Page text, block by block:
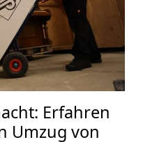
Erfahren
Umzug von